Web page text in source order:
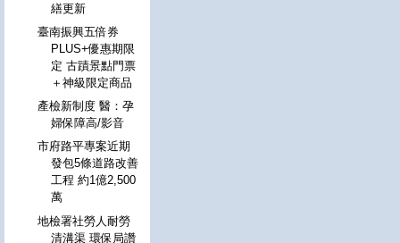
繕更新
臺南振興五倍券
PLUS+優惠期限
定 古蹟景點門票
＋神級限定商品
產檢新制度 醫：孕
婦保障高/影音
市府路平專案近期
發包5條道路改善
工程 約1億2,500
萬
地檢署社勞人耐勞
清溝渠 環保局讚